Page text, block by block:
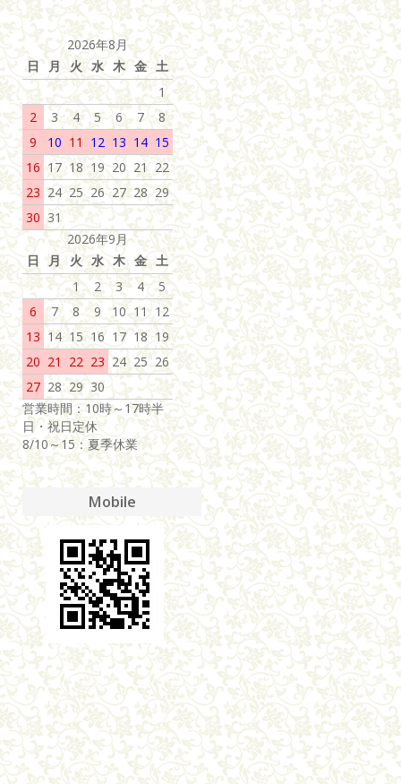
2026年8月
日 月 火 水 木 金 土
1
2
3 4 5 6 7
8
9
10 11 12 13 14 15
16 17 18 19 20 21 22
23 24 25 26 27 28 29
30 31
2026年9月
日 月 火 水 木 金 土
1
2 3 4
5
6
7 8 9 10 11 12
13 14 15 16 17 18 19
20 21 22 23 24 25 26
27 28 29 30
営業時間：10時～17時半
日・祝日定休
8/10～15：夏季休業
Mobile